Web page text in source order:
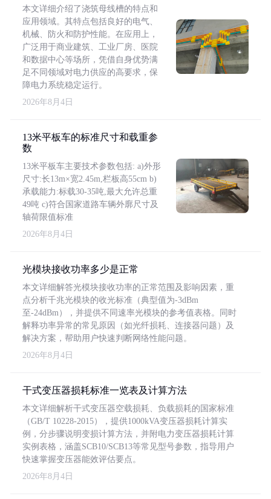
本文详细介绍了浇筑母线槽的特点和
应用领域。其特点包括良好的电气、
机械、防火和防护性能。在应用上，
广泛用于商业建筑、工业厂房、医院
和数据中心等场所，凭借自身优势满
足不同领域对电力供应的高要求，保
障电力系统稳定运行。
2026年8月4日
13米平板车的标准尺寸和载重参
数
13米平板车主要技术参数包括: a)外形
尺寸:长13m×宽2.45m,栏板高55cm b)
承载能力:标载30-35吨,最大允许总重
49吨 c)符合国家道路车辆外廓尺寸及
轴荷限值标准
2026年8月4日
光模块接收功率多少是正常
本文详细解答光模块接收功率的正常范围及影响因素，重
点分析千兆光模块的收光标准（典型值为-3dBm
至-24dBm），并提供不同速率光模块的参考值表格。同时
解释功率异常的常见原因（如光纤损耗、连接器问题）及
解决方案，帮助用户快速判断网络性能问题。
2026年8月4日
干式变压器损耗标准一览表及计算方法
本文详细解析干式变压器空载损耗、负载损耗的国家标准
（GB/T 10228-2015），提供1000kVA变压器损耗计算实
例，分步骤说明变损计算方法，并附电力变压器损耗计算
实例表格，涵盖SCB10/SCB13等常见型号参数，指导用户
快速掌握变压器能效评估要点。
2026年8月4日